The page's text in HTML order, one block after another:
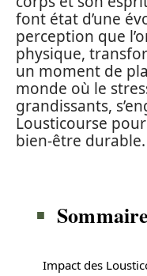
font état d’une
perception que
physique,
un moment de
monde où le
grandissants,
Lousticourse
bien-être durable.
Sommaire
Impact des